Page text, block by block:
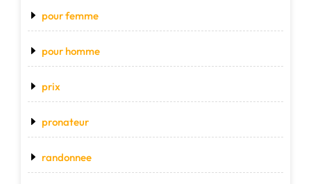
pour femme
pour homme
prix
pronateur
randonnee